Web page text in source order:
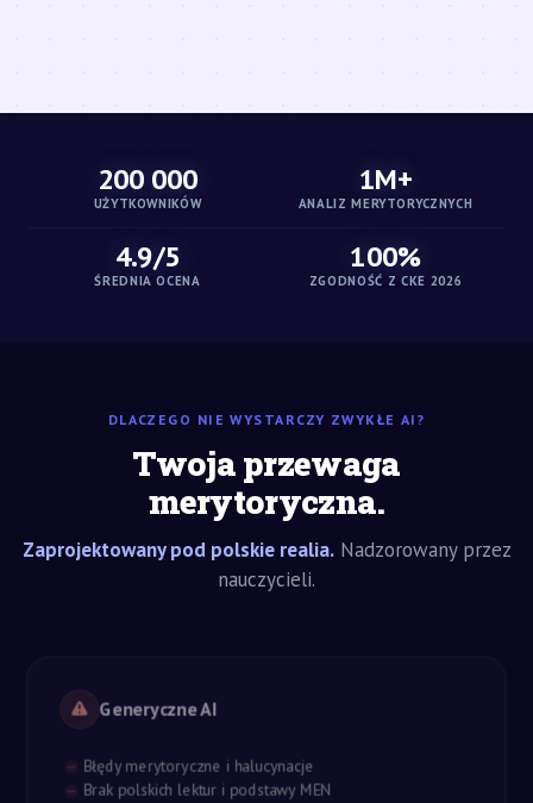
200 000
UŻYTKOWNIKÓW
1M+
ANALIZ MERYTORYCZNYCH
4.9/5
ŚREDNIA OCENA
100%
ZGODNOŚĆ Z CKE 2026
DLACZEGO NIE WYSTARCZY ZWYKŁE AI?
Twoja przewaga
merytoryczna.
Zaprojektowany pod polskie realia.Nadzorowany przez
nauczycieli.
Generyczne AI
Błędy merytoryczne i halucynacje
Brak polskich lektur i podstawy MEN